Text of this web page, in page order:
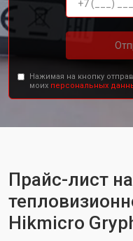
Нажимая на кнопку
моих персональных
Прайс-лист
Hikmicro